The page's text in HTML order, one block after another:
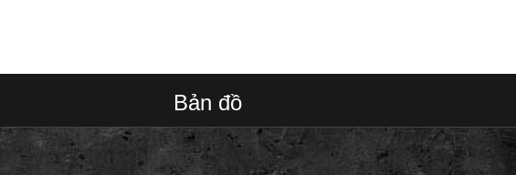
Bản đồ